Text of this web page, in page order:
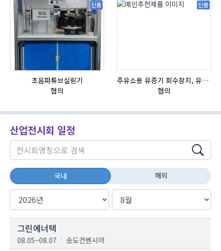
신품
초음파튜브실링기
협의
신품
주유소용 유증기 회수장치, 유증기 회수장치, 방폭형, 방폭형 유증기 회수장치
협의
산업전시회 일정
국내 해외
그린에너텍
08.05~08.07 송도컨벤시아